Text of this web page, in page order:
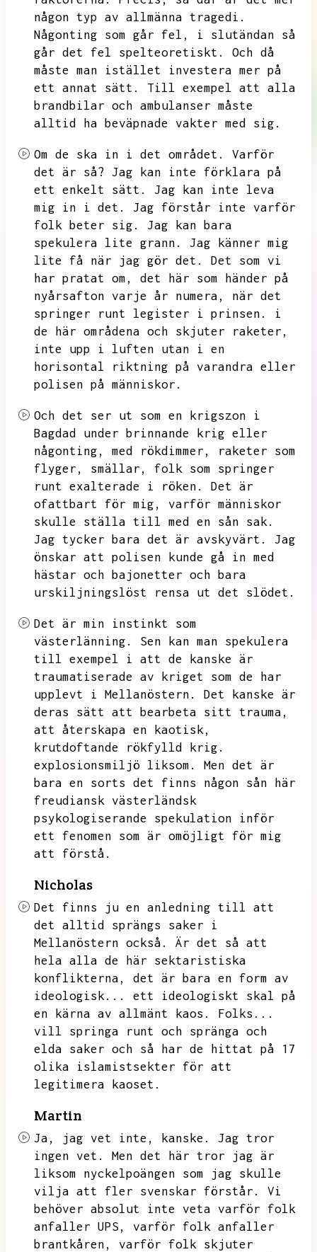
någon typ av allmänna tragedi.
Någonting som går fel,
i slutändan så
går det fel spelteoretiskt.
Och då
måste man istället investera mer på
ett annat sätt.
Till exempel att alla
brandbilar och ambulanser måste
alltid ha beväpnade vakter med sig.
Om de ska in i det området.
Varför
det är så? Jag kan inte förklara på
ett enkelt sätt.
Jag kan inte leva
mig in i det.
Jag förstår inte varför
folk beter sig.
Jag kan bara
spekulera lite grann.
Jag känner mig
lite få när jag gör det.
Det som vi
har pratat om,
det här som händer på
nyårsafton varje år numera,
när det
springer runt legister i prinsen.
i
de här områdena och skjuter raketer,
inte upp i luften utan i en
horisontal riktning på varandra eller
polisen på människor.
Och det ser ut som en krigszon i
Bagdad under brinnande krig eller
någonting,
med rökdimmer,
raketer som
flyger,
smällar,
folk som springer
runt exalterade i röken.
Det är
ofattbart för mig,
varför människor
skulle ställa till med en sån sak.
Jag tycker bara det är avskyvärt.
Jag
önskar att polisen kunde gå in med
hästar och bajonetter och bara
urskiljningslöst rensa ut det slödet.
Det är min instinkt som
västerlänning.
Sen kan man spekulera
till exempel i att de kanske är
traumatiserade av kriget som de har
upplevt i Mellanöstern.
Det kanske är
deras sätt att bearbeta sitt trauma,
att återskapa en kaotisk,
krutdoftande rökfylld krig.
explosionsmiljö liksom.
Men det är
bara en sorts det finns någon sån här
freudiansk västerländsk
psykologiserande spekulation inför
ett fenomen som är omöjligt för mig
att förstå.
Nicholas
Det finns ju en anledning till att
det alltid sprängs saker i
Mellanöstern också.
Är det så att
hela alla de här sektaristiska
konflikterna,
det är bara en form av
ideologisk...
ett ideologiskt skal på
en kärna av allmänt kaos.
Folks...
vill springa runt och spränga och
elda saker och så har de hittat på 17
olika islamistsekter för att
legitimera kaoset.
Martin
Ja, jag vet inte, kanske.
Jag tror
ingen vet.
Men det här tror jag är
liksom nyckelpoängen som jag skulle
vilja att fler svenskar förstår.
Vi
behöver absolut inte veta varför folk
anfaller UPS,
varför folk anfaller
brantkåren,
varför folk skjuter